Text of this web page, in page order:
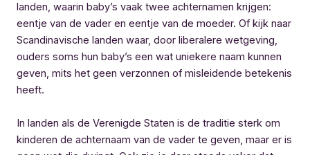
landen, waarin baby’s vaak twee achternamen krijgen:
eentje van de vader en eentje van de moeder. Of kijk naar
Scandinavische landen waar, door liberalere wetgeving,
ouders soms hun baby’s een wat uniekere naam kunnen
geven, mits het geen verzonnen of misleidende betekenis
heeft.
In landen als de Verenigde Staten is de traditie sterk om
kinderen de achternaam van de vader te geven, maar er is